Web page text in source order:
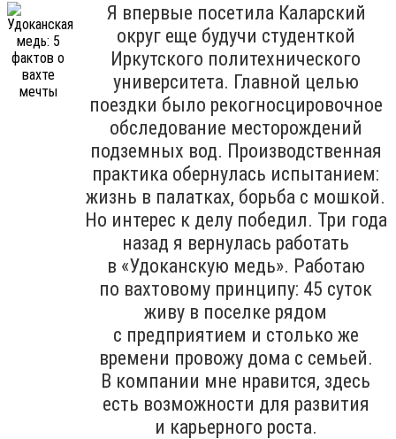
Я впервые посетила Каларский
округ еще будучи студенткой
Иркутского политехнического
университета. Главной целью
поездки было рекогносцировочное
обследование месторождений
подземных вод. Производственная
практика обернулась испытанием:
жизнь в палатках, борьба с мошкой.
Но интерес к делу победил. Три года
назад я вернулась работать
в «Удоканскую медь». Работаю
по вахтовому принципу: 45 суток
живу в поселке рядом
с предприятием и столько же
времени провожу дома с семьей.
В компании мне нравится, здесь
есть возможности для развития
и карьерного роста.